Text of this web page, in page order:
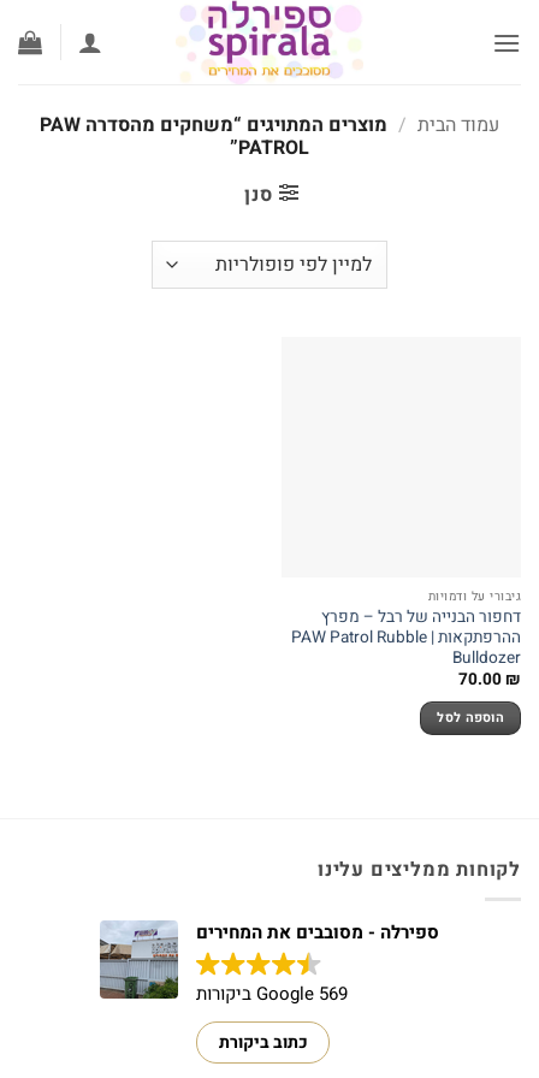
לתוכן
עמוד הבית / מוצרים המתויגים “משחקים מהסדרה PAW
PATROL”
סנן
גיבורי על ודמויות
דחפור הבנייה של רבל – מפרץ
ההרפתקאות | PAW Patrol Rubble
Bulldozer
70.00₪
הוספה לסל
לקוחות ממליצים עלינו
ספירלה - מסובבים את המחירים
569 Google ביקורות
כתוב ביקורת